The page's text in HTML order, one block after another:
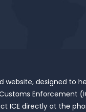
website, designed to
Enforcement
ICE directly at the